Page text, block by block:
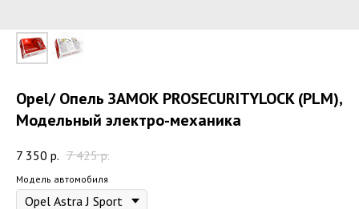
Opel/ Опель ЗАМОК PROSECURITYLOCK (PLM),
Модельный электро-механика
7 350 р. 7 425 р.
Модель автомобиля